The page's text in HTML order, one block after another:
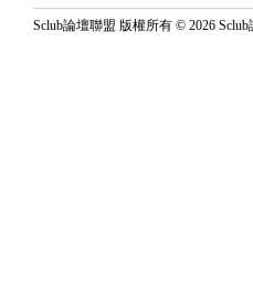
Sclub論壇聯盟 版權所有 © 2026 Sclub